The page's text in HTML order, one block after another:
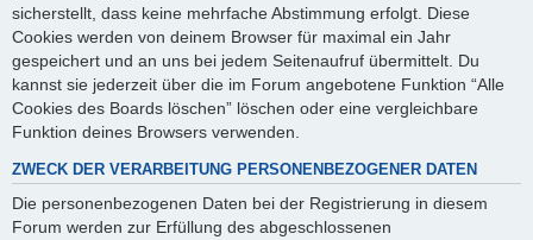
sicherstellt, dass keine mehrfache Abstimmung erfolgt. Diese
Cookies werden von deinem Browser für maximal ein Jahr
gespeichert und an uns bei jedem Seitenaufruf übermittelt. Du
kannst sie jederzeit über die im Forum angebotene Funktion “Alle
Cookies des Boards löschen” löschen oder eine vergleichbare
Funktion deines Browsers verwenden.
ZWECK DER VERARBEITUNG PERSONENBEZOGENER DATEN
Die personenbezogenen Daten bei der Registrierung in diesem
Forum werden zur Erfüllung des abgeschlossenen